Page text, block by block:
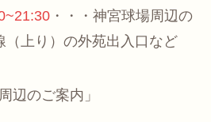
・・・神宮球場周辺の
（上り）の外苑出入口など
辺のご案内」